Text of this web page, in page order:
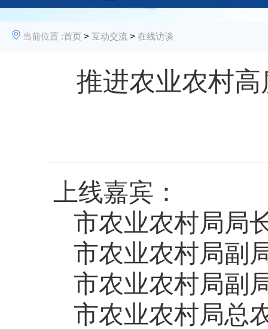
当前位置 :首页 > 互动交流 > 在线访谈
推进农业农村
上线嘉宾：
市农业农村局局
市农业农村局副
市农业农村局副
市农业农村局总